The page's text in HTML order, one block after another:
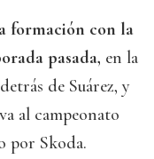
formación con la
pasada, en la
de Suárez, y
al campeonato
por Skoda.